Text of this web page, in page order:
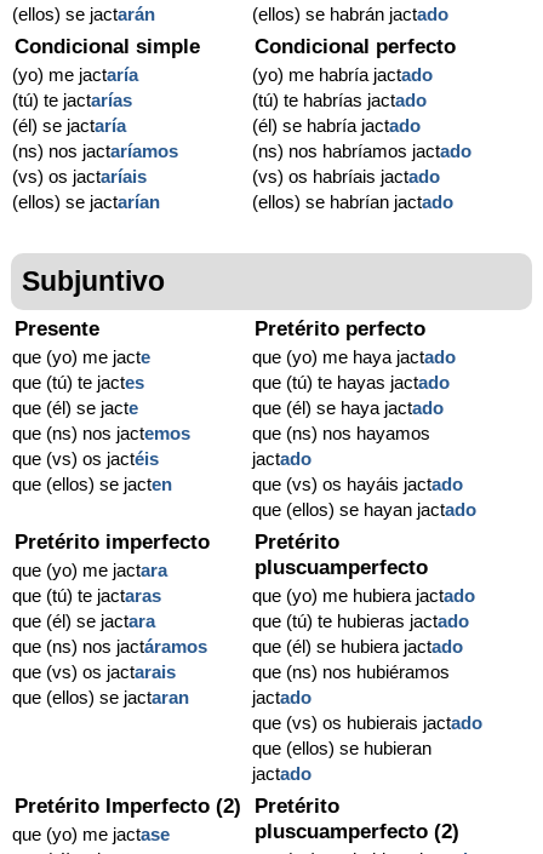
(ellos) se jactarán
(ellos) se habrán jactado
Condicional simple
(yo) me jactaría
(tú) te jactarías
(él) se jactaría
(ns) nos jactaríamos
(vs) os jactaríais
(ellos) se jactarían
Condicional perfecto
(yo) me habría jactado
(tú) te habrías jactado
(él) se habría jactado
(ns) nos habríamos jactado
(vs) os habríais jactado
(ellos) se habrían jactado
Subjuntivo
Presente
que (yo) me jacte
que (tú) te jactes
que (él) se jacte
que (ns) nos jactemos
que (vs) os jactéis
que (ellos) se jacten
Pretérito perfecto
que (yo) me haya jactado
que (tú) te hayas jactado
que (él) se haya jactado
que (ns) nos hayamos
jactado
que (vs) os hayáis jactado
que (ellos) se hayan jactado
Pretérito imperfecto
que (yo) me jactara
que (tú) te jactaras
que (él) se jactara
que (ns) nos jactáramos
que (vs) os jactarais
que (ellos) se jactaran
Pretérito
pluscuamperfecto
que (yo) me hubiera jactado
que (tú) te hubieras jactado
que (él) se hubiera jactado
que (ns) nos hubiéramos
jactado
que (vs) os hubierais jactado
que (ellos) se hubieran
jactado
Pretérito Imperfecto (2)
que (yo) me jactase
Pretérito
pluscuamperfecto (2)